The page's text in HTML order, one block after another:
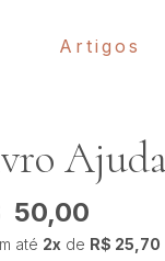
Artigos
50,00
até 2x de R$ 25,70